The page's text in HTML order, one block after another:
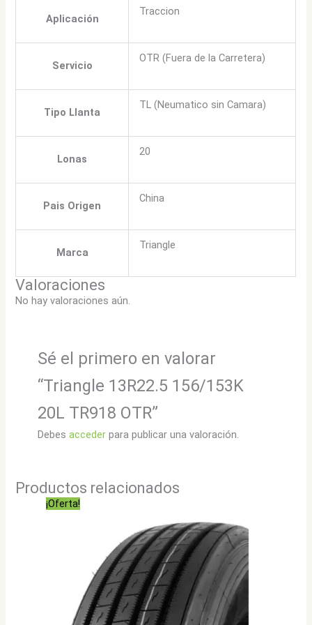
Aplicación
Traccion
Servicio
OTR (Fuera de la Carretera)
Tipo Llanta
TL (Neumatico sin Camara)
Lonas
20
Pais Origen
China
Marca
Triangle
Valoraciones
No hay valoraciones aún.
Sé el primero en valorar
“Triangle 13R22.5 156/153K
20L TR918 OTR”
Debes accederpara publicar una valoración.
Productos relacionados
¡Oferta!